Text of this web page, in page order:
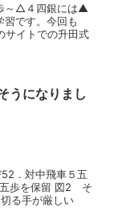
～△４四銀には▲
です。今回も
サイトでの升田式
うになりまし
．対中飛車５五
歩を保留 図2 そ
切る手が厳しい